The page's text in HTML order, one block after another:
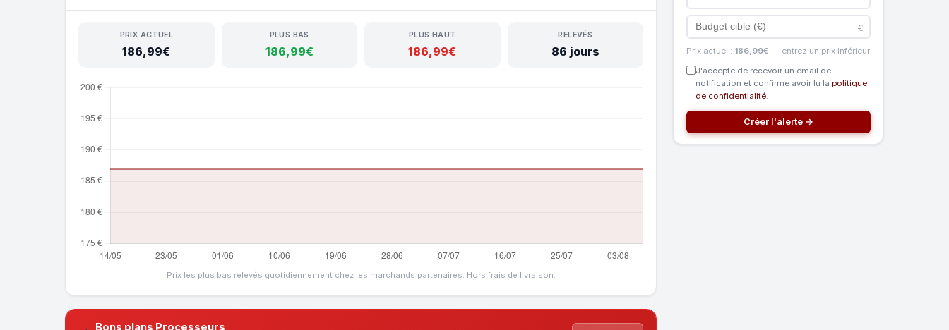
PRIX ACTUEL
186,99€
PLUS BAS
186,99€
PLUS HAUT
186,99€
RELEVÉS
86 jours
Prix les plus bas relevés quotidiennement chez les marchands partenaires. Hors frais de livraison.
Bons plans Processeurs
€
Prix actuel : 186,99€ — entrez un prix inférieur
J'accepte de recevoir un email de
notification et confirme avoir lu la politique
de confidentialité.
Créer l'alerte →